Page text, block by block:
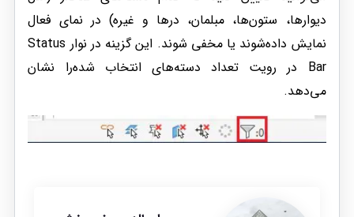
دیوارها، ستون‌ها، مبلمان، درها و غیره) در نمای فعال
نمایش داده‌شوند یا مخفی شوند. این گزینه در نوار Status
Bar در رویت تعداد دسته‌های انتخاب شده‌را نشان
می‌دهد.